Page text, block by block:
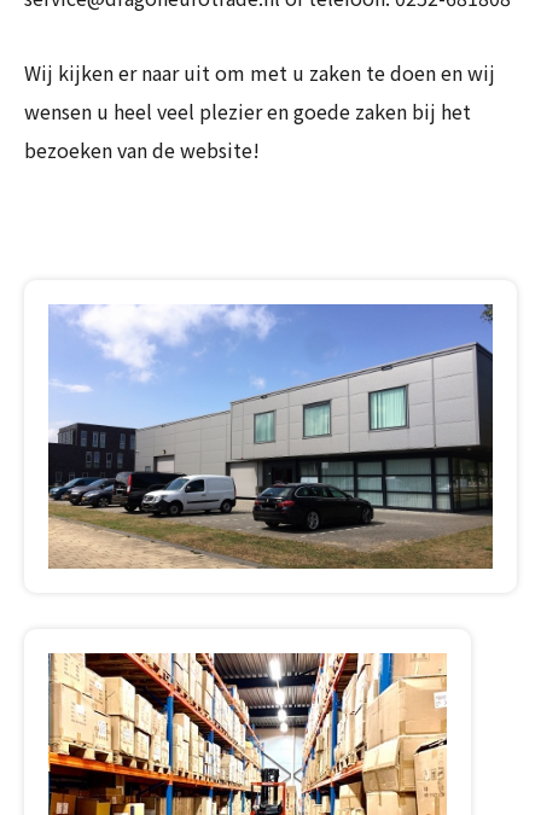
Wij kijken er naar uit om met u zaken te doen en wij
wensen u heel veel plezier en goede zaken bij het
bezoeken van de website!